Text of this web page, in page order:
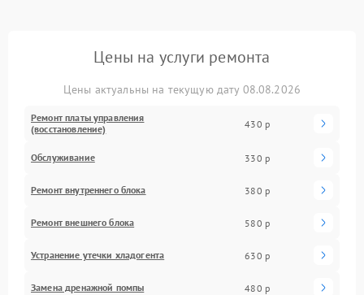
Цены на услуги ремонта
Цены актуальны на текущую дату 08.08.2026
Ремонт платы управления
(восстановление)
430 р
Обслуживание 330 р
Ремонт внутреннего блока 380 р
Ремонт внешнего блока 580 р
Устранение утечки хладогента 630 р
Замена дренажной помпы 480 р